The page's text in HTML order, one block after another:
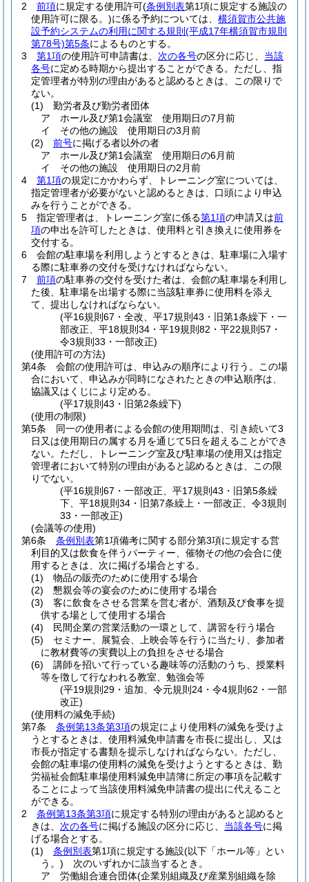
2
前項に規定する使用許可(条例別表第1項に規定する施設の
使用許可に限る。)に係る予約については、 横須賀市公共施
設予約システムの利用に関する規則 (平成17年横須賀市規則
第78号)第5条によるものとする。
3
第1項の使用許可申請書は、 次の各号の区分に応じ、 当該
各号に定める時期から提出することができる。 ただし、指
定管理者が特別の理由があると認めるときは、この限りで
ない。
(1)
勤労者及び勤労者団体
ア
ホール及び第1会議室 使用期日の7月前
イ
その他の施設 使用期日の3月前
(2)
前号に掲げる者以外の者
ア
ホール及び第1会議室 使用期日の6月前
イ
その他の施設 使用期日の2月前
4
第1項の規定にかかわらず、トレーニング室については、
指定管理者が必要がないと認めるときは、口頭により申込
みを行うことができる。
5
指定管理者は、トレーニング室に係る第1項の申請又は前
項の申出を許可したときは、使用料と引き換えに使用券を
交付する。
6
会館の駐車場を利用しようとするときは、駐車場に入場す
る際に駐車券の交付を受けなければならない。
7
前項の駐車券の交付を受けた者は、会館の駐車場を利用し
た後、駐車場を出場する際に当該駐車券に使用料を添え
て、提出しなければならない。
(平16規則67・全改、平17規則43・旧第1条繰下・一
部改正、平18規則34・平19規則82・平22規則57・
令3規則33・一部改正)
(使用許可の方法)
第4条
会館の使用許可は、申込みの順序により行う。
この場
合において、申込みが同時になされたときの申込順序は、
協議又はくじにより定める。
(平17規則43・旧第2条繰下)
(使用の制限)
第5条
同一の使用者による会館の使用期間は、引き続いて3
日又は使用期日の属する月を通じて5日を超えることができ
ない。 ただし、トレーニング室及び駐車場の使用又は指定
管理者において特別の理由があると認めるときは、この限
りでない。
(平16規則67・一部改正、平17規則43・旧第5条繰
下、平18規則34・旧第7条繰上・一部改正、令3規則
33・一部改正)
(会議等の使用)
第6条
条例別表第1項備考に関する部分第3項に規定する営
利目的又は飲食を伴うパーティー、催物その他の会合に使
用するときは、次に掲げる場合とする。
(1)
物品の販売のために使用する場合
(2)
懇親会等の宴会のために使用する場合
(3)
客に飲食をさせる営業を営む者が、酒類及び食事を提
供する場として使用する場合
(4)
民間企業の営業活動の一環として、講習を行う場合
(5)
セミナー、展覧会、上映会等を行うに当たり、参加者
に教材費等の実費以上の負担をさせる場合
(6)
講師を招いて行っている趣味等の活動のうち、授業料
等を徴して行なわれる教室、勉強会等
(平19規則29・追加、令元規則24・令4規則62・一部
改正)
(使用料の減免手続)
第7条
条例第13条第3項の規定により使用料の減免を受けよ
うとするときは、使用料減免申請書を市長に提出し、又は
市長が指定する書類を提示しなければならない。 ただし、
会館の駐車場の使用料の減免を受けようとするときは、勤
労福祉会館駐車場使用料減免申請簿に所定の事項を記載す
ることによって当該使用料減免申請書の提出に代えること
ができる。
2
条例第13条第3項に規定する特別の理由があると認めると
きは、 次の各号に掲げる施設の区分に応じ、 当該各号に掲
げる場合とする。
(1)
条例別表第1項に規定する施設(以下「ホール等」とい
う。) 次のいずれかに該当するとき。
ア
労働組合連合団体(企業別組織及び産業別組織を除